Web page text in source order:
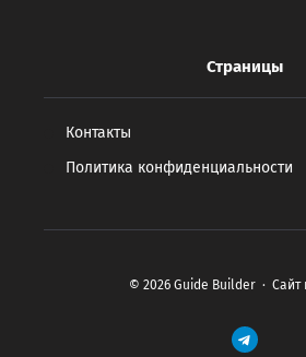
Страницы
Контакты
Политика конфиденциальности
© 2026 Guide Builder · Сайт